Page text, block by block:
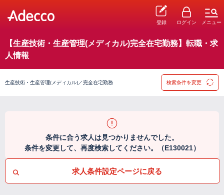
登録 ログイン メニュー
【生産技術・生産管理(メディカル)完全在宅勤務】転職・求
人情報
生産技術・生産管理(メディカル)／完全在宅勤務 検索条件を変更
条件に合う求人は見つかりませんでした。
条件を変更して、再度検索してください。（E130021）
求人条件設定ページに戻る